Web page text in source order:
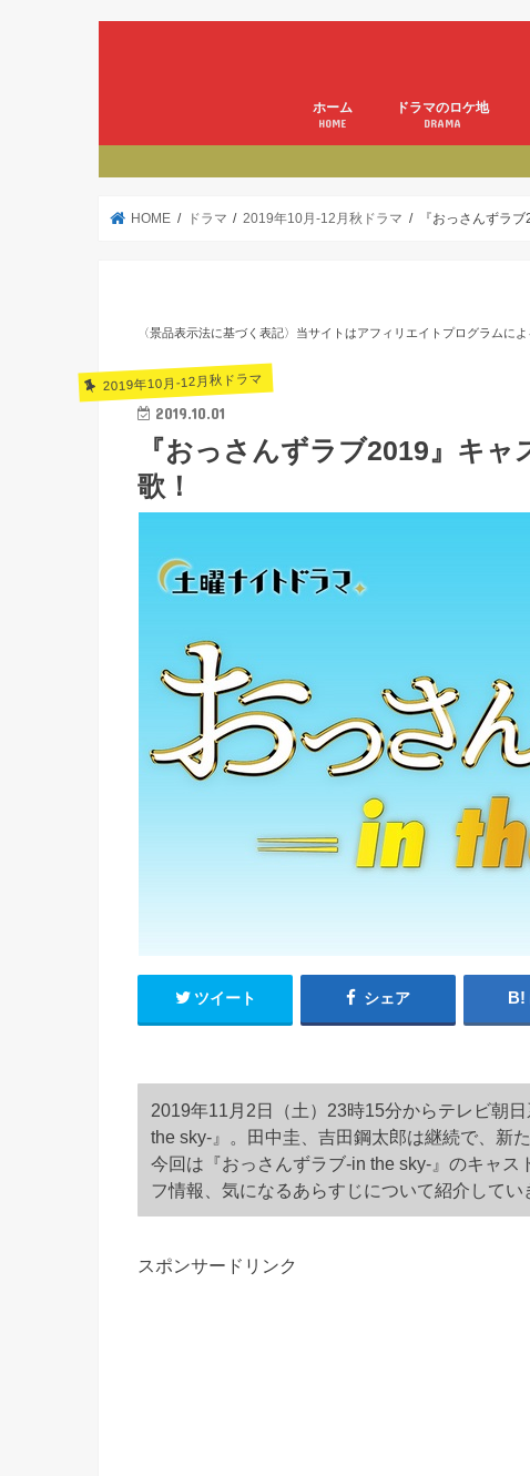
ホーム
HOME
ドラマのロケ地
DRAMA
HOME ドラマ 2019年10月-12月秋ドラマ 『おっさんずラ
〈景品表示法に基づく表記〉当サイトはアフィリエイトプログラムによ
2019年10月-12月秋ドラマ
2019.10.01
『おっさんずラブ2019』キ
歌！
ツイート シェア
2019年11月2日（土）23時15分からテレビ朝
the sky-』。田中圭、吉田鋼太郎は継続で、新
今回は『おっさんずラブ-in the sky-』のキャ
フ情報、気になるあらすじについて紹介してい
スポンサードリンク